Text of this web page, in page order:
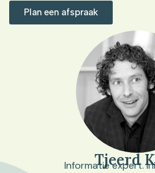
Plan een afspraak
Tjeerd
Informatie expert.